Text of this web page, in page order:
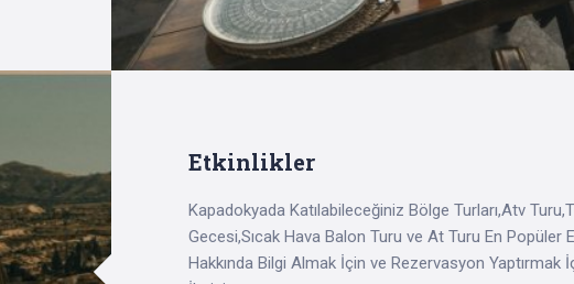
Etkinlikler
Kapadokyada Katılabileceğiniz Bölge Turları,Atv
Gecesi,Sıcak Hava Balon Turu ve At Turu En Popüler
Hakkında Bilgi Almak İçin ve Rezervasyon Yaptırmak